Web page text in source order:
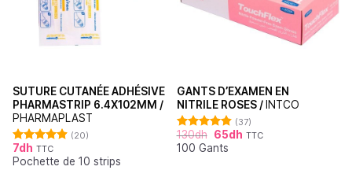
SUTURE CUTANÉE ADHÉSIVE
PHARMASTRIP 6.4X102MM /
PHARMAPLAST
Note4.90
sur 5
(20)
7dh TTC
Pochette de 10 strips
GANTS D’EXAMEN EN
NITRILE ROSES / INTCO
Note4.86
sur 5
(37)
130dh 65dh TTC
100 Gants